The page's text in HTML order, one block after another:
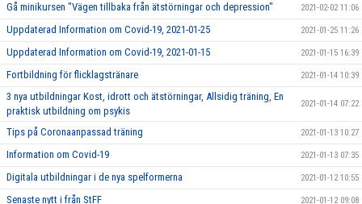
Gå minikursen "Vägen tillbaka från ätstörningar och depression" 2021-02-02 11:06
Uppdaterad Information om Covid-19, 2021-01-25 2021-01-25 11:26
Uppdaterad Information om Covid-19, 2021-01-15 2021-01-15 16:39
Fortbildning för flicklagstränare 2021-01-14 10:39
3 nya utbildningar Kost, idrott och ätstörningar, Allsidig träning, En
praktisk utbildning om psykis
2021-01-14 07:22
Tips på Coronaanpassad träning 2021-01-13 10:27
Information om Covid-19 2021-01-13 07:35
Digitala utbildningar i de nya spelformerna 2021-01-12 10:55
Senaste nytt i från StFF 2021-01-12 09:08